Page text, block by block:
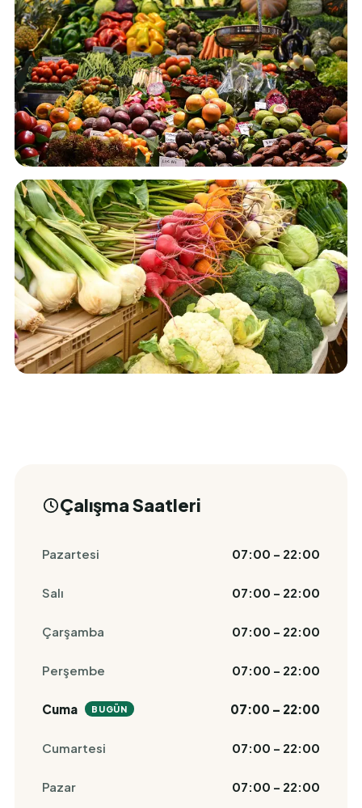
Çalışma Saatleri
Pazartesi 07:00 – 22:00
Salı 07:00 – 22:00
Çarşamba 07:00 – 22:00
Perşembe 07:00 – 22:00
Cuma BUGÜN 07:00 – 22:00
Cumartesi 07:00 – 22:00
Pazar 07:00 – 22:00